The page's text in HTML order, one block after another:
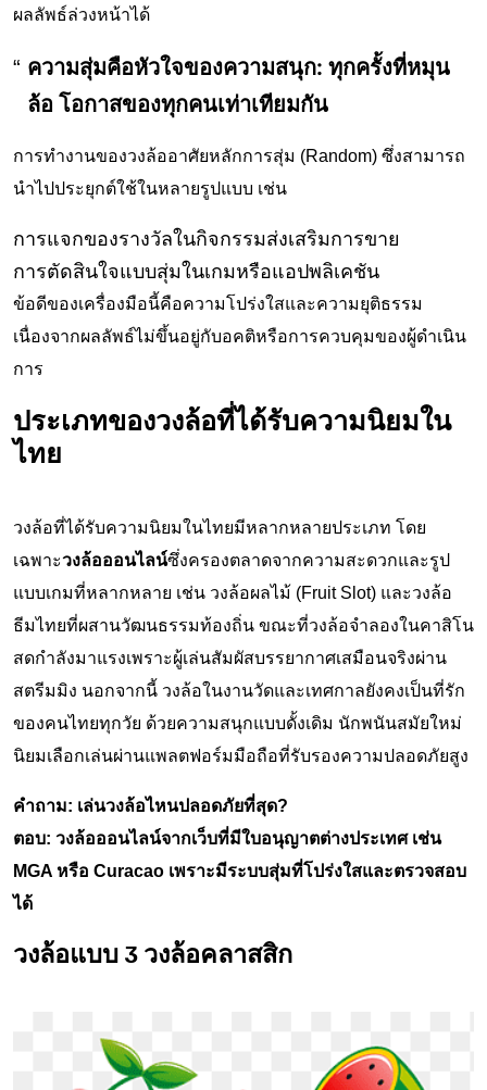
ผลลัพธ์ล่วงหน้าได้
ความสุ่มคือหัวใจของความสนุก: ทุกครั้งที่หมุน
ล้อ โอกาสของทุกคนเท่าเทียมกัน
การทำงานของวงล้ออาศัยหลักการสุ่ม (Random) ซึ่งสามารถ
นำไปประยุกต์ใช้ในหลายรูปแบบ เช่น
การแจกของรางวัลในกิจกรรมส่งเสริมการขาย
การตัดสินใจแบบสุ่มในเกมหรือแอปพลิเคชัน
ข้อดีของเครื่องมือนี้คือความโปร่งใสและความยุติธรรม
เนื่องจากผลลัพธ์ไม่ขึ้นอยู่กับอคติหรือการควบคุมของผู้ดำเนิน
การ
ประเภทของวงล้อที่ได้รับความนิยมใน
ไทย
วงล้อที่ได้รับความนิยมในไทยมีหลากหลายประเภท โดย
เฉพาะวงล้อออนไลน์ซึ่งครองตลาดจากความสะดวกและรูป
แบบเกมที่หลากหลาย เช่น วงล้อผลไม้ (Fruit Slot) และวงล้อ
ธีมไทยที่ผสานวัฒนธรรมท้องถิ่น ขณะที่วงล้อจำลองในคาสิโน
สดกำลังมาแรงเพราะผู้เล่นสัมผัสบรรยากาศเสมือนจริงผ่าน
สตรีมมิง นอกจากนี้ วงล้อในงานวัดและเทศกาลยังคงเป็นที่รัก
ของคนไทยทุกวัย ด้วยความสนุกแบบดั้งเดิม นักพนันสมัยใหม่
นิยมเลือกเล่นผ่านแพลตฟอร์มมือถือที่รับรองความปลอดภัยสูง
คำถาม: เล่นวงล้อไหนปลอดภัยที่สุด?
ตอบ: วงล้อออนไลน์จากเว็บที่มีใบอนุญาตต่างประเทศ เช่น
MGA หรือ Curacao เพราะมีระบบสุ่มที่โปร่งใสและตรวจสอบ
ได้
วงล้อแบบ 3 วงล้อคลาสสิก